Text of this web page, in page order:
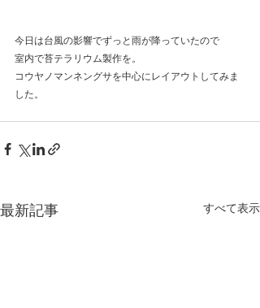
今日は台風の影響でずっと雨が降っていたので
室内で苔テラリウム製作を。
コウヤノマンネングサを中心にレイアウトしてみま
した。
最新記事 すべて表示